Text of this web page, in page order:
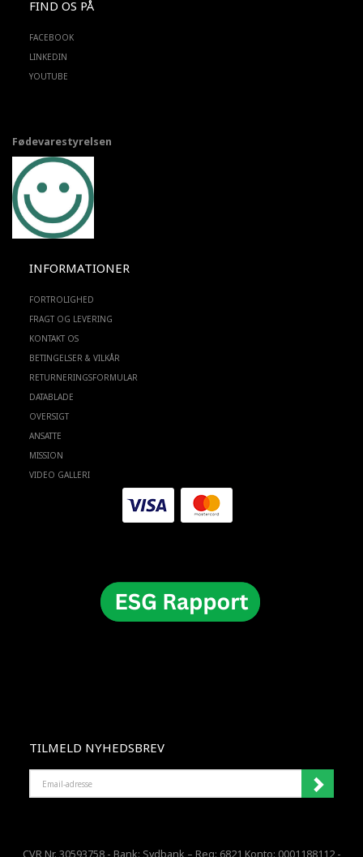
FIND OS PÅ
FACEBOOK
LINKEDIN
YOUTUBE
Fødevarestyrelsen
INFORMATIONER
FORTROLIGHED
FRAGT OG LEVERING
KONTAKT OS
BETINGELSER & VILKÅR
RETURNERINGSFORMULAR
DATABLADE
OVERSIGT
ANSATTE
MISSION
VIDEO GALLERI
TILMELD NYHEDSBREV
ADRESSE
CVR Nr. 30593758 - Bank: Sydbank – Reg: 6821 Konto: 0001188112 -